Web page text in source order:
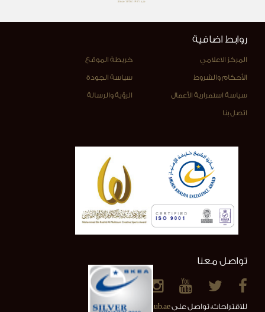
روابط اضافية
المركز الاعلامي خريطة الموقع
الأحكام والشروط سياسة الجودة
سياسة استمرارية الأعمال الرؤية والرسالة
اتصل بنا
تواصل معنا
للاقتراحات، تواصل علىinfo@alainclub.ae